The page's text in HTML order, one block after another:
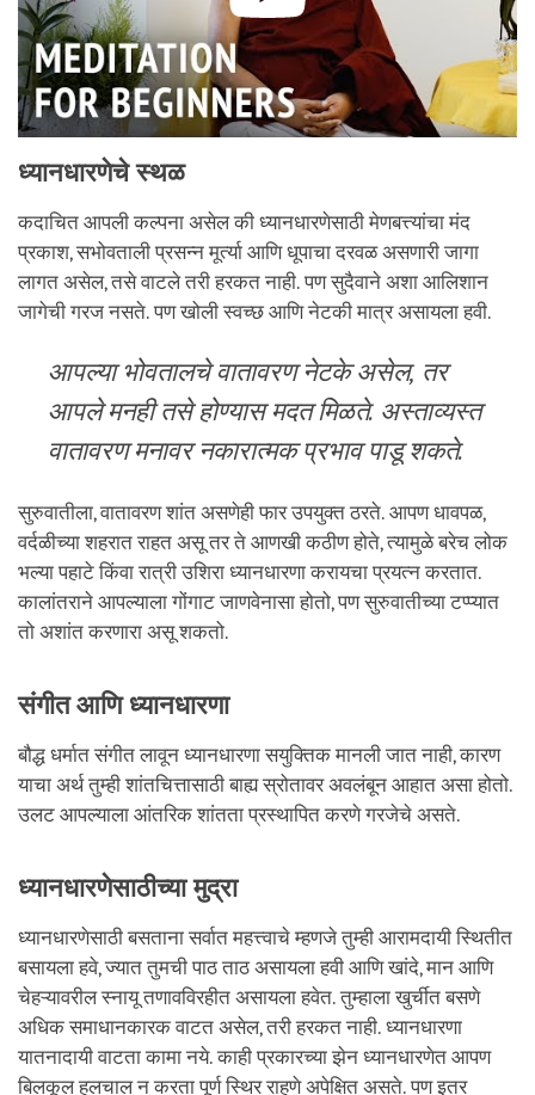
ध्यानधारणेचे स्थळ
कदाचित आपली कल्पना असेल की ध्यानधारणेसाठी मेणबत्त्यांचा मंद
प्रकाश, सभोवताली प्रसन्न मूर्त्या आणि धूपाचा दरवळ असणारी जागा
लागत असेल, तसे वाटले तरी हरकत नाही. पण सुदैवाने अशा आलिशान
जागेची गरज नसते. पण खोली स्वच्छ आणि नेटकी मात्र असायला हवी.
आपल्या भोवतालचे वातावरण नेटके असेल, तर
आपले मनही तसे होण्यास मदत मिळते. अस्ताव्यस्त
वातावरण मनावर नकारात्मक प्रभाव पाडू शकते.
सुरुवातीला, वातावरण शांत असणेही फार उपयुक्त ठरते. आपण धावपळ,
वर्दळीच्या शहरात राहत असू तर ते आणखी कठीण होते, त्यामुळे बरेच लोक
भल्या पहाटे किंवा रात्री उशिरा ध्यानधारणा करायचा प्रयत्न करतात.
कालांतराने आपल्याला गोंगाट जाणवेनासा होतो, पण सुरुवातीच्या टप्प्यात
तो अशांत करणारा असू शकतो.
संगीत आणि ध्यानधारणा
बौद्ध धर्मात संगीत लावून ध्यानधारणा सयुक्तिक मानली जात नाही, कारण
याचा अर्थ तुम्ही शांतचित्तासाठी बाह्य स्रोतावर अवलंबून आहात असा होतो.
उलट आपल्याला आंतरिक शांतता प्रस्थापित करणे गरजेचे असते.
ध्यानधारणेसाठीच्या मुद्रा
ध्यानधारणेसाठी बसताना सर्वात महत्त्वाचे म्हणजे तुम्ही आरामदायी स्थितीत
बसायला हवे, ज्यात तुमची पाठ ताठ असायला हवी आणि खांदे, मान आणि
चेहऱ्यावरील स्नायू तणावविरहीत असायला हवेत. तुम्हाला खुर्चीत बसणे
अधिक समाधानकारक वाटत असेल, तरी हरकत नाही. ध्यानधारणा
यातनादायी वाटता कामा नये. काही प्रकारच्या झेन ध्यानधारणेत आपण
बिलकूल हलचाल न करता पूर्ण स्थिर राहणे अपेक्षित असते. पण इतर